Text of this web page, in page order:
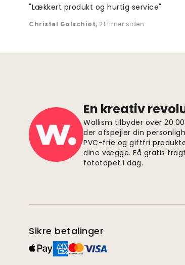
"Lækkert produkt og hurtig service"
Christel Galschiøt, 21 timer siden
En kreativ
Wallism tilbyder over
der afspejler din
PVC-frie og giftfri
dine vægge. Få gratis
fototapet i dag.
Sikre betalinger